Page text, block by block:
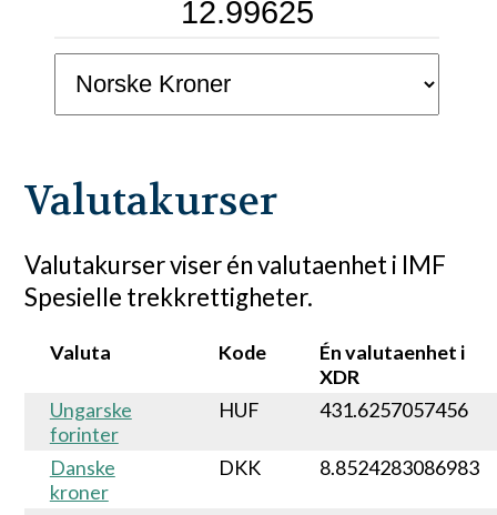
Valutakurser
Valutakurser viser én valutaenhet i IMF
Spesielle trekkrettigheter.
Valuta Kode
Én valutaenhet i
XDR
Ungarske
forinter
HUF 431.6257057456
Danske
kroner
DKK 8.8524283086983